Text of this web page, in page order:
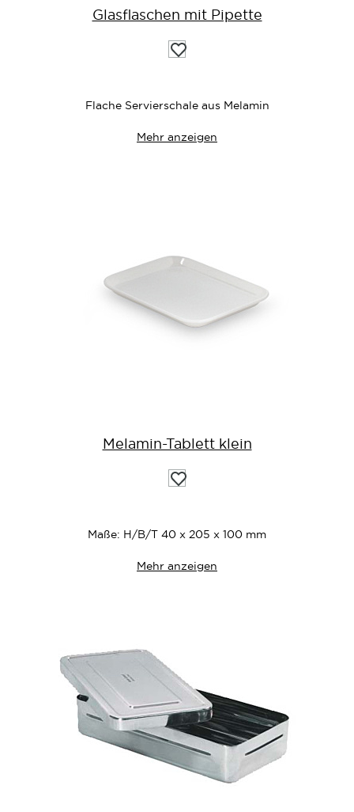
Glasflaschen mit Pipette
Auf
die
Flache Servierschale aus Melamin
Mehr anzeigen
Melamin-Tablett klein
Auf
die
Maße: H/B/T 40 x 205 x 100 mm
Mehr anzeigen